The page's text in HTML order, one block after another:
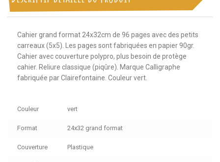
Cahier grand format 24x32cm de 96 pages avec des petits
carreaux (5x5). Les pages sont fabriquées en papier 90gr.
Cahier avec couverture polypro, plus besoin de protège
cahier. Reliure classique (piqûre). Marque Calligraphe
fabriquée par Clairefontaine. Couleur vert.
Couleur vert
Format 24x32 grand format
Couverture Plastique